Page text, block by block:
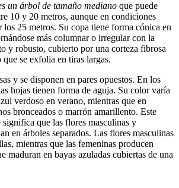
un árbol de tamaño mediano que puede
10 y 20 metros, aunque en condiciones
los 25 metros. Su copa tiene forma cónica en
más columnar o irregular con la
y robusto, cubierto por una corteza fibrosa
se exfolia en tiras largas.
y se disponen en pares opuestos. En los
hojas tienen forma de aguja. Su color varía
verdoso en verano, mientras que en
bronceados o marrón amarillento. Este
que las flores masculinas y
en árboles separados. Las flores masculinas
mientras que las femeninas producen
maduran en bayas azuladas cubiertas de una